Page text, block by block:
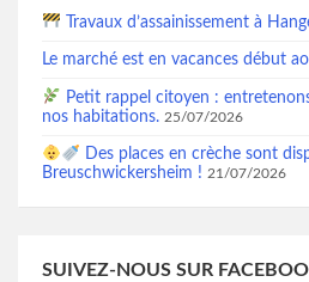
Travaux d’assainissement à
Le marché est en vacances début
Petit rappel citoyen :
nos habitations. 25/07/2026
Des places en crèche sont
Breuschwickersheim ! 21/07/2026
SUIVEZ-NOUS SUR